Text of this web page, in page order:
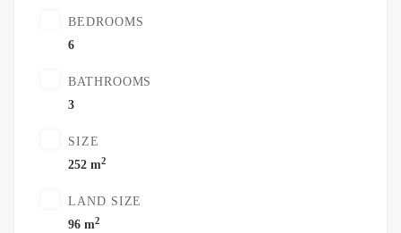
BEDROOMS
6
BATHROOMS
3
SIZE
252 m2
LAND SIZE
96 m2